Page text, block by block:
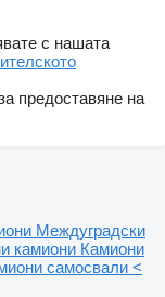
с нашата
предоставяне на
Междуградски
камиони Камиони
самосвали <